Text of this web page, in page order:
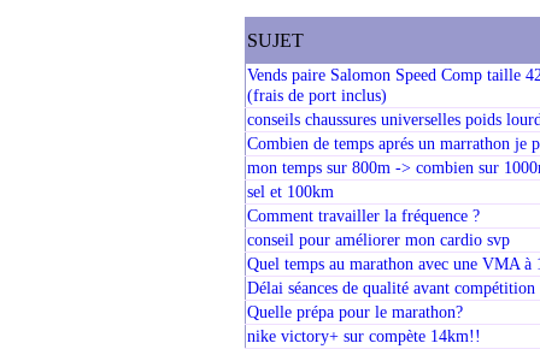
SUJET
Vends paire Salomon Speed Comp taille
(frais de port inclus)
conseils chaussures universelles poids
Combien de temps aprés un marrathon je
mon temps sur 800m -> combien sur
sel et 100km
Comment travailler la fréquence ?
conseil pour améliorer mon cardio svp
Quel temps au marathon avec une VMA à
Délai séances de qualité avant
Quelle prépa pour le marathon?
nike victory+ sur compète 14km!!